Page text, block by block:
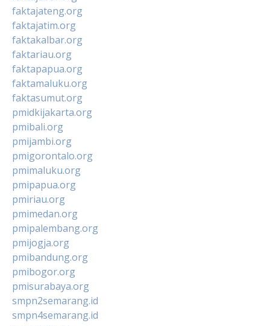
faktajateng.org
faktajatim.org
faktakalbar.org
faktariau.org
faktapapua.org
faktamaluku.org
faktasumut.org
pmidkijakarta.org
pmibali.org
pmijambi.org
pmigorontalo.org
pmimaluku.org
pmipapua.org
pmiriau.org
pmimedan.org
pmipalembang.org
pmijogja.org
pmibandung.org
pmibogor.org
pmisurabaya.org
smpn2semarang.id
smpn4semarang.id